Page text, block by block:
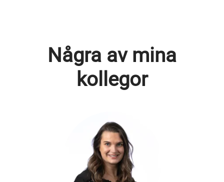
Några av mina
kollegor